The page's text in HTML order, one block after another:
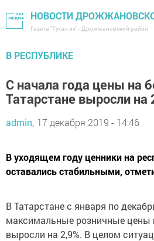
НОВОСТИ
Газета "Туган як" - Дрожжановский район
В РЕСПУБЛИКЕ
С начала года цены на
Татарстане выросли на
admin, 17 декабря 2019 - 14:46
В уходящем году ценники на
оставались стабильными,
В Татарстане с января по
максимальные розничные цены
выросли на 2,9%. В целом